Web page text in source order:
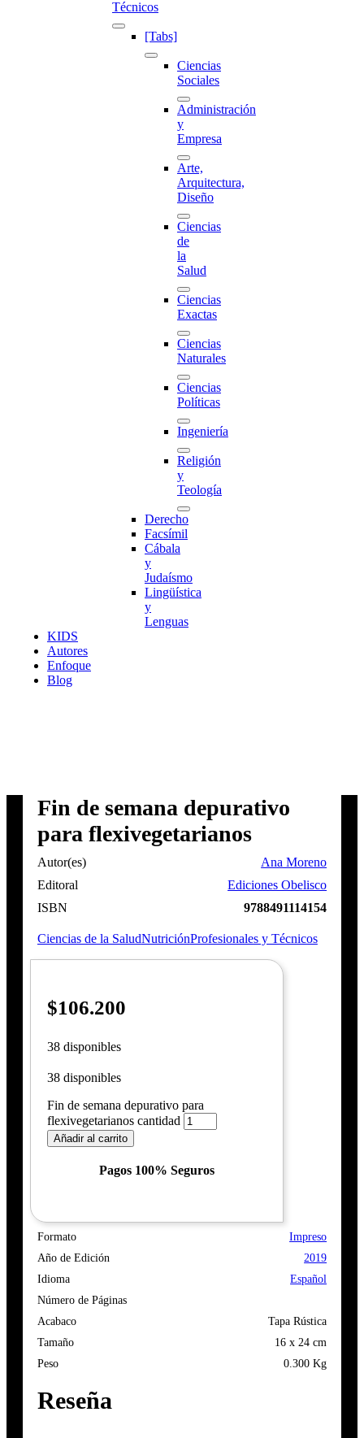
Técnicos
[Tabs]
Ciencias
Sociales
Administración
y
Empresa
Arte,
Arquitectura,
Diseño
Ciencias
de
la
Salud
Ciencias
Exactas
Ciencias
Naturales
Ciencias
Políticas
Ingeniería
Religión
y
Teología
Derecho
Facsímil
Cábala
y
Judaísmo
Lingüística
y
Lenguas
KIDS
Autores
Enfoque
Blog
Fin de semana depurativo
para flexivegetarianos
Autor(es)
Ana Moreno
Editoral
Ediciones Obelisco
ISBN
9788491114154
Ciencias de la SaludNutriciónProfesionales y Técnicos
$106.200
38 disponibles
38 disponibles
Fin de semana depurativo para
flexivegetarianos cantidad
Añadir al carrito
Pagos 100% Seguros
Formato
Impreso
Año de Edición
2019
Idioma
Español
Número de Páginas
Acabaco
Tapa Rústica
Tamaño
16 x 24 cm
Peso
0.300 Kg
Reseña